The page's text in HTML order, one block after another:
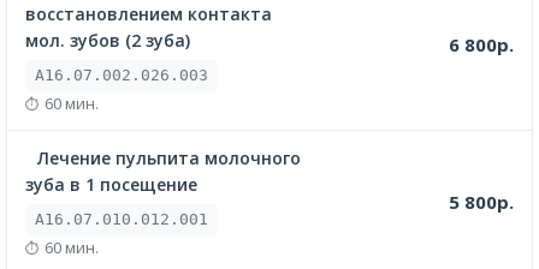
восстановлением контакта
мол. зубов (2 зуба)
A16.07.002.026.003
60 мин.
6 800р.
Лечение пульпита молочного
зуба в 1 посещение
A16.07.010.012.001
60 мин.
5 800р.